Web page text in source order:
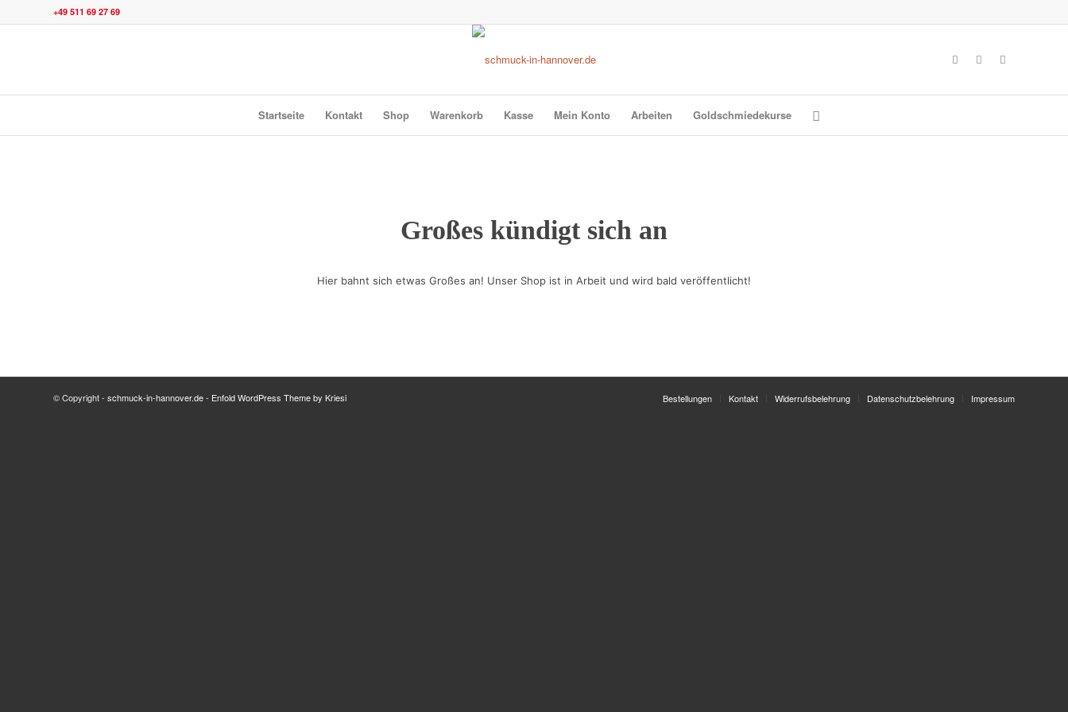
+49 511 69 27 69
Startseite Kontakt Shop Warenkorb Kasse Mein Konto Arbeiten Goldschmiedekurse
Großes kündigt sich an
Hier bahnt sich etwas Großes an! Unser Shop ist in Arbeit und wird bald veröffentlicht!
© Copyright - schmuck-in-hannover.de- Enfold WordPress Theme by Kriesi Bestellungen Kontakt Widerrufsbelehrung Datenschutzbelehrung Impressum